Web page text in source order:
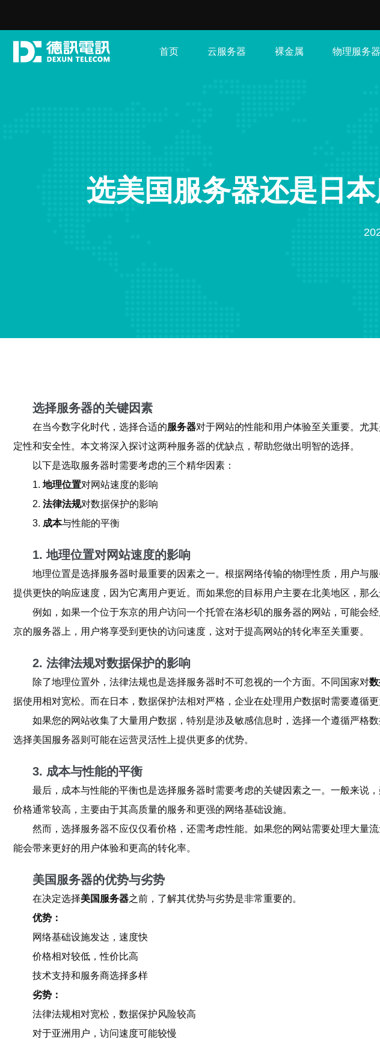
首页 云服务器 裸金属 物理服务器
选美国服务器还是日
选择服务器的关键因素
在当今数字化时代，选择合适的服务器对于网站的性能和用户体验至关重要。尤
定性和安全性。本文将深入探讨这两种服务器的优缺点，帮助您做出明智的选择。
以下是选取服务器时需要考虑的三个精华因素：
1. 地理位置对网站速度的影响
2. 法律法规对数据保护的影响
3. 成本与性能的平衡
1. 地理位置对网站速度的影响
地理位置是选择服务器时最重要的因素之一。根据网络传输的物理性质，用户与
提供更快的响应速度，因为它离用户更近。而如果您的目标用户主要在北美地区，那
例如，如果一个位于东京的用户访问一个托管在洛杉矶的服务器的网站，可能会
京的服务器上，用户将享受到更快的访问速度，这对于提高网站的转化率至关重要。
2. 法律法规对数据保护的影响
除了地理位置外，法律法规也是选择服务器时不可忽视的一个方面。不同国家对
据使用相对宽松。而在日本，数据保护法相对严格，企业在处理用户数据时需要遵循更
如果您的网站收集了大量用户数据，特别是涉及敏感信息时，选择一个遵循严格
选择美国服务器则可能在运营灵活性上提供更多的优势。
3. 成本与性能的平衡
最后，成本与性能的平衡也是选择服务器时需要考虑的关键因素之一。一般来说，
价格通常较高，主要由于其高质量的服务和更强的网络基础设施。
然而，选择服务器不应仅仅看价格，还需考虑性能。如果您的网站需要处理大量
能会带来更好的用户体验和更高的转化率。
美国服务器的优势与劣势
在决定选择美国服务器之前，了解其优势与劣势是非常重要的。
优势：
网络基础设施发达，速度快
价格相对较低，性价比高
技术支持和服务商选择多样
劣势：
法律法规相对宽松，数据保护风险较高
对于亚洲用户，访问速度可能较慢